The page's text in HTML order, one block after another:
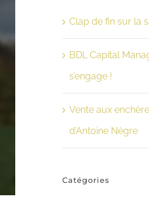
Clap de fin sur la
BDL Capital
s’engage !
Vente aux
d’Antoine Nègre
Catégories